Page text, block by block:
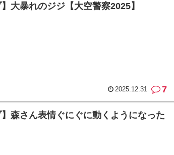
】大暴れのジジ【大空警察2025】
2025.12.31 7
】森さん表情ぐにぐに動くようになった